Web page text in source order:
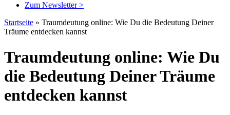
Zum Newsletter >
Startseite » Traumdeutung online: Wie Du die Bedeutung Deiner
Träume entdecken kannst
Traumdeutung online: Wie Du
die Bedeutung Deiner Träume
entdecken kannst